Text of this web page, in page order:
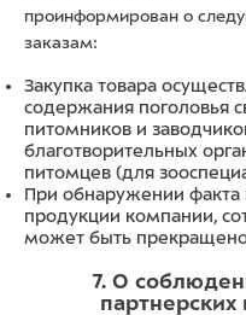
проинформирован о
заказам:
Закупка товара
содержания поголовья
питомников и
благотворительных
питомцев (для
При обнаружении
продукции компании,
может быть
7. О